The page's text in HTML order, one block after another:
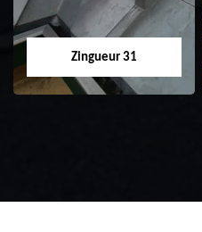
Zingueur 31